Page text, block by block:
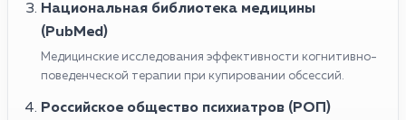
Национальная библиотека медицины
(PubMed)
Медицинские исследования эффективности когнитивно-
поведенческой терапии при купировании обсессий.
Российское общество психиатров (РОП)